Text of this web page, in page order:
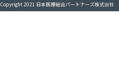
Copyright 2021 日本医療総合パートナーズ株式会社